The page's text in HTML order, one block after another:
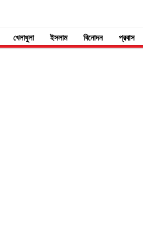
খেলাধুলা ইসলাম বিনোদন প্রবাস